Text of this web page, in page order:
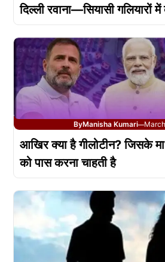
दिल्ली रवाना—सियासी गलियारों
ByManisha Kumari—
आखिर क्या है गीलोटीन? जिसके
को पास करना चाहती है